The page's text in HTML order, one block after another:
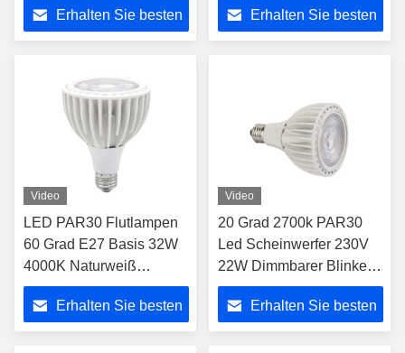
Innenraum
Erhalten Sie besten
Erhalten Sie besten
Video
LED PAR30 Flutlampen
60 Grad E27 Basis 32W
4000K Naturweiß
3200LM Glühbirne
Erhalten Sie besten
Video
20 Grad 2700k PAR30
Led Scheinwerfer 230V
22W Dimmbarer Blinker
frei PAR30 Glühbirnen
Erhalten Sie besten